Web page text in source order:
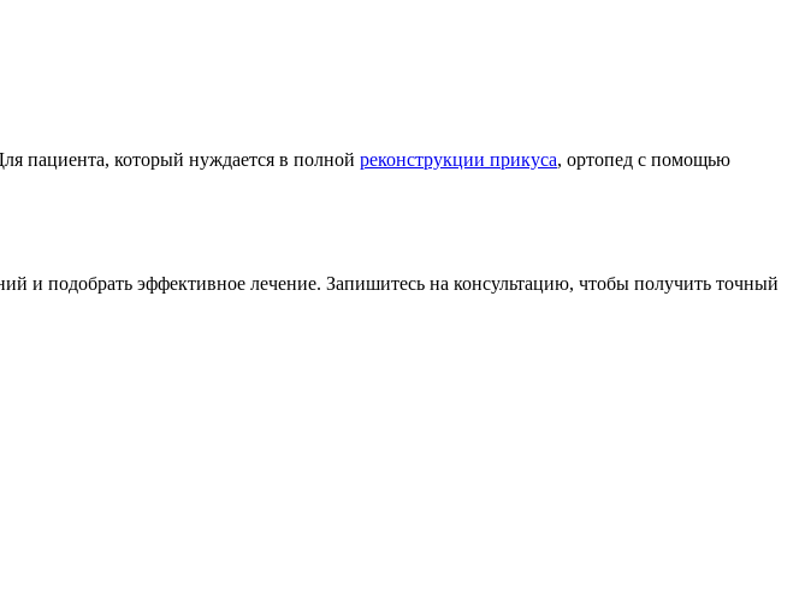
пациента, который нуждается в полной реконструкции прикуса, ортопед с помощью
и подобрать эффективное лечение. Запишитесь на консультацию, чтобы получить точный